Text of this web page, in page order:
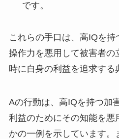
です。
これらの手口は、高IQを持
操作力を悪用して被害者の
時に自身の利益を追求する
Aの行動は、高IQを持つ加
利益のためにその知能を悪
かの一例を示しています。